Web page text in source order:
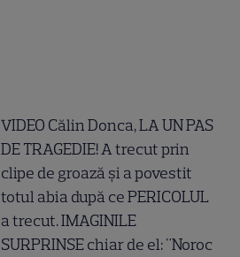
VIDEO Călin Donca, LA UN PAS
DE TRAGEDIE! A trecut prin
clipe de groază și a povestit
totul abia după ce PERICOLUL
a trecut. IMAGINILE
SURPRINSE chiar de el: "Noroc